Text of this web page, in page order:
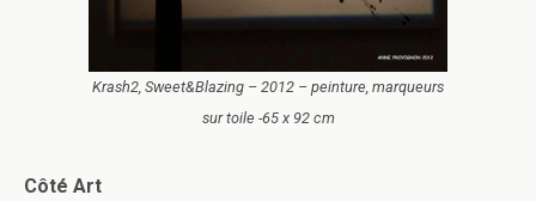
Krash2, Sweet&Blazing – 2012 – peinture, marqueurs
sur toile -65 x 92 cm
Côté Art